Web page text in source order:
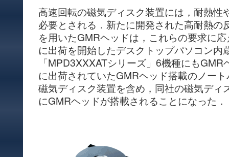
高速回転の磁気ディスク装置には，耐熱性
必要とされる．新たに開発された高耐熱の
を用いたGMRヘッドは，これらの要求に
に出荷を開始したデスクトップパソコン内
「MPD3XXXATシリーズ」6機種にも
に出荷されていたGMRヘッド搭載のノー
磁気ディスク装置を含め，同社の磁気ディ
にGMRヘッドが搭載されることになった．